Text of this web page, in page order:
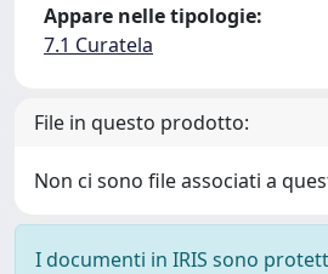
Appare nelle tipologie:
7.1 Curatela
File in questo prodotto:
Non ci sono file associati a
I documenti in IRIS sono